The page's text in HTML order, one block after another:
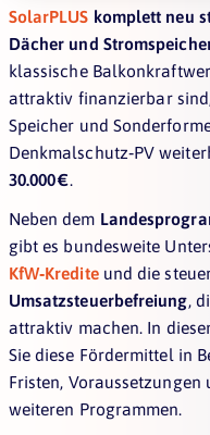
SolarPLUS komplett neu
Dächer und
klassische
attraktiv finanzierbar
Speicher und
Denkmalschutz‑PV
30.000 €.
Neben dem
gibt es bundesweite
KfW‑Krediteund die
Umsatzsteuerbefreiung,
attraktiv machen. In
Sie diese Fördermittel in
Fristen,
weiteren Programmen.